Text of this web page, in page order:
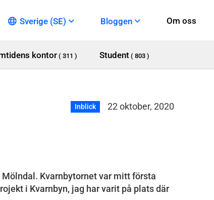
Sverige (SE) Bloggen Om oss
kontor ( 311 ) Student ( 803 )
Inblick 22 oktober, 2020
Kvarnbytornet var mitt första
i Kvarnbyn, jag har varit på plats där